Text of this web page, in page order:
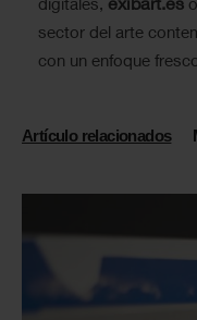
sector del arte
con un enfoque
Artículo relacionados